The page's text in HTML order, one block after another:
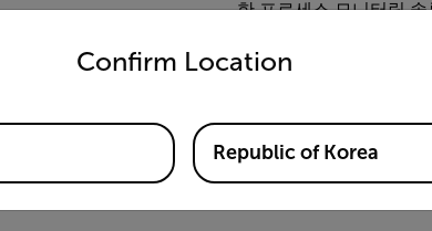
한 프로세스 모니터링
된 소프트웨어 인텔리
을 위한 분석 추세와 함
존 PLC에 연결하여 기
무료 런오프 보고서를
Confirm Location
language from the options below to access the
Republic of Korea